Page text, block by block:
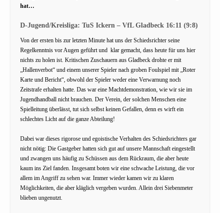
hat…
D-Jugend/Kreisliga: TuS Ickern – VfL Gladbeck 16:11 (9:8)
Von der ersten bis zur letzten Minute hat uns der Schiedsrichter seine
Regelkenntnis vor Augen geführt und klar gemacht, dass heute für uns hier
nichts zu holen ist. Kritischen Zuschauern aus Gladbeck drohte er mit
„Hallenverbot“ und einem unserer Spieler nach groben Foulspiel mit „Roter
Karte und Bericht“, obwohl der Spieler weder eine Verwarnung noch
Zeitstrafe erhalten hatte. Das war eine Machtdemonstration, wie wir sie im
Jugendhandball nicht brauchen. Der Verein, der solchen Menschen eine
Spielleitung überlässt, tut sich selbst keinen Gefallen, denn es wirft ein
schlechtes Licht auf die ganze Abteilung!
Dabei war dieses rigorose und egoistische Verhalten des Schiedsrichters gar
nicht nötig: Die Gastgeber hatten sich gut auf unsere Mannschaft eingestellt
und zwangen uns häufig zu Schüssen aus dem Rückraum, die aber heute
kaum ins Ziel fanden. Insgesamt boten wir eine schwache Leistung, die vor
allem im Angriff zu sehen war. Immer wieder kamen wir zu klaren
Möglichkeiten, die aber kläglich vergeben wurden. Allein drei Siebenmeter
blieben ungenutzt.